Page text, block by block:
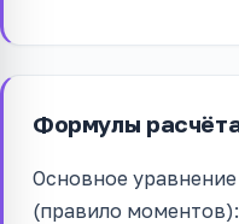
Формулы
Основное
(правило моментов):